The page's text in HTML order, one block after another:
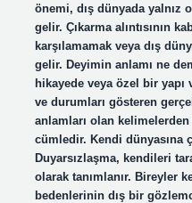
önemi, dış dünyada yalnız
gelir. Çıkarma alıntısının
karşılamamak veya dış
gelir. Deyimin anlamı ne
hikayede veya özel bir
ve durumları gösteren
anlamları olan
cümledir. Kendi dünyasına
Duyarsızlaşma, kendileri
olarak tanımlanır. Bireyler
bedenlerinin dış bir